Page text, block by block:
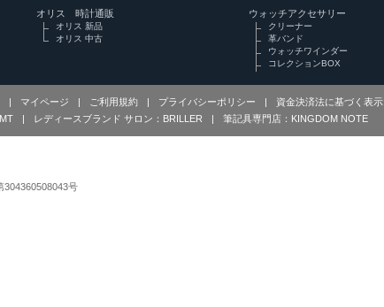
オリス 時計通販
オリス 新品
オリス 中古
ウォッチアクセサリー
クリーナー
革バンド
ウォッチワインダー
コレクションBOX
マイページ ご利用規約 プライバシーポリシー 資金決済法に基づく表示
レディースブランド サロン：BRILLER 筆記具専門店：KINGDOM NOTE
304360508043号